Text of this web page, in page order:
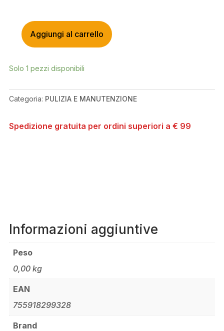
AMS
FRAME
EXTRA
QUANTITÀ
Aggiungi al carrello
Solo 1 pezzi disponibili
Categoria: PULIZIA E MANUTENZIONE
Spedizione gratuita per ordini superiori a € 99
Informazioni aggiuntive
Peso
0,00 kg
EAN
755918299328
Brand